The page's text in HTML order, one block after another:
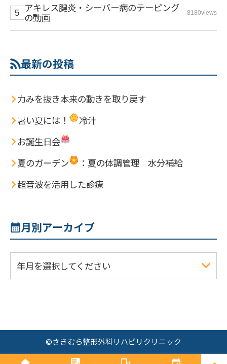
アキレス腱炎・シーバー病のテーピング
の動画
8180views
最新の投稿
力みを抜き本来の動きを取り戻す
暑い夏には！
冷汁
お誕生日会
夏のガーデン
：夏の体調管理 水分補給
超音波を活用した診療
月別アーカイブ
年月を選択してください
PAGE
©さきむら整形外科リハビリクリニック